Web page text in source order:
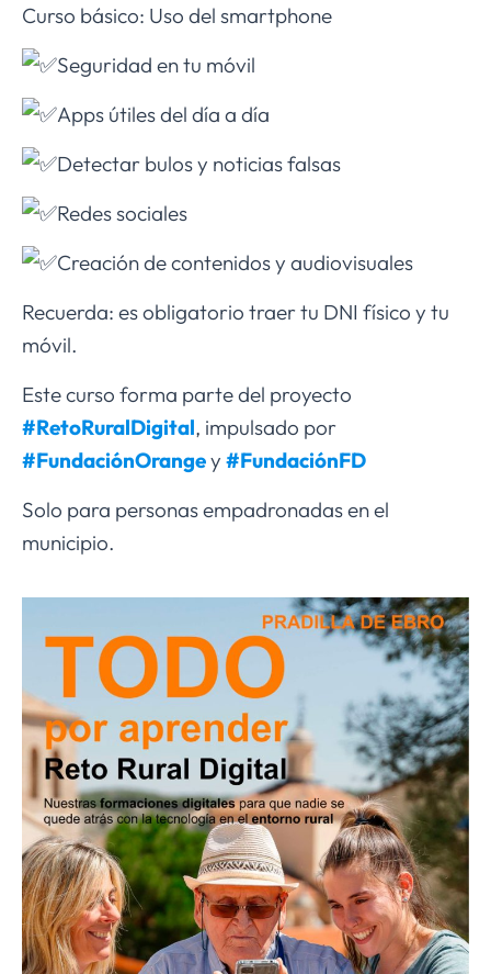
Curso básico: Uso del smartphone
Seguridad en tu móvil
Apps útiles del día a día
Detectar bulos y noticias falsas
Redes sociales
Creación de contenidos y audiovisuales
Recuerda: es obligatorio traer tu DNI físico y tu
móvil.
Este curso forma parte del proyecto
#RetoRuralDigital, impulsado por
#FundaciónOrangey #FundaciónFD
Solo para personas empadronadas en el
municipio.